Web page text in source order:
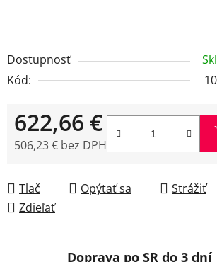
Dostupnosť
Kód:
622,66 €
506,23 € bez DPH
Tlač Opýtať sa
Strážiť
Zdieľať
Doprava po SR do 3 dní